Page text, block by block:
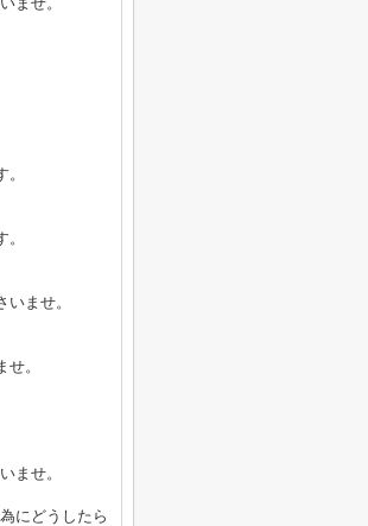
ませ。
。
ませ。
にどうしたら